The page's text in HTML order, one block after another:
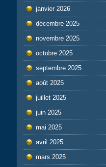
janvier 2026
décembre 2025
novembre 2025
octobre 2025
septembre 2025
août 2025
juillet 2025
juin 2025
mai 2025
avril 2025
mars 2025